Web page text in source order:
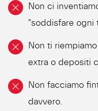
Non ci
"soddisfare ogni
Non ti
extra o depositi
Non facciamo
davvero.